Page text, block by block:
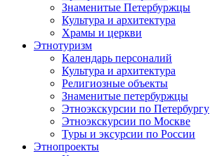
Знаменитые Петербуржцы
Культура и архитектура
Храмы и церкви
Этнотуризм
Календарь персоналий
Культура и архитектура
Религиозные объекты
Знаменитые петербуржцы
Этноэкскурсии по Петербургу
Этноэкскурсии по Москве
Туры и эксурсии по России
Этнопроекты